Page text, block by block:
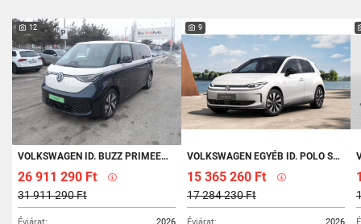
12
VOLKSWAGEN ID. BUZZ PRIMEEXTRA HT 86 KWH (AUTOMATA)
26 911 290 Ft
31 911 290 Ft
9
VOLKSWAGEN EGYÉB ID. POLO STYLE
15 365 260 Ft
17 284 230 Ft